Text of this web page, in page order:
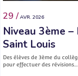
29 / AVR. 2026
Niveau 3ème
Saint Louis
Des élèves de 3ème du
pour effectuer des révisions…